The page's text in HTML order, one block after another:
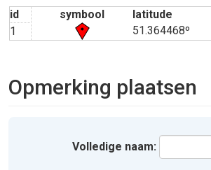
id
symbool latitude
1
51.364468º
Opmerking plaatsen
Volledige naam: